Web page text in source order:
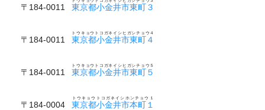
〒184-0011 東京都小金井市東町３
〒184-0011 東京都小金井市東町４
トウキョウトコガネイシヒガシチョウ４
〒184-0011 東京都小金井市東町５
トウキョウトコガネイシヒガシチョウ５
〒184-0004 東京都小金井市本町１
トウキョウトコガネイシホンチョウ１